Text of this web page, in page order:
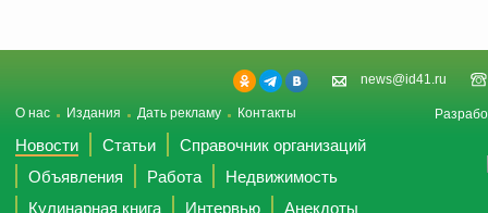
news@id41.ru
О нас Издания Дать рекламу Контакты
Новости Статьи
Справочник организаций
Объявления
Работа
Недвижимость
Кулинарная книга
Интервью
Анекдоты